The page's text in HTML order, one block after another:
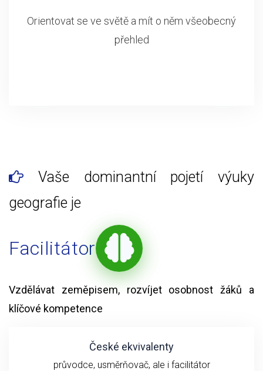
Orientovat se ve světě a mít o něm všeobecný
přehled
Vaše dominantní pojetí výuky
geografie je
Facilitátor
Vzdělávat zeměpisem, rozvíjet osobnost žáků a
klíčové kompetence
České ekvivalenty
průvodce, usměrňovač, ale i facilitátor